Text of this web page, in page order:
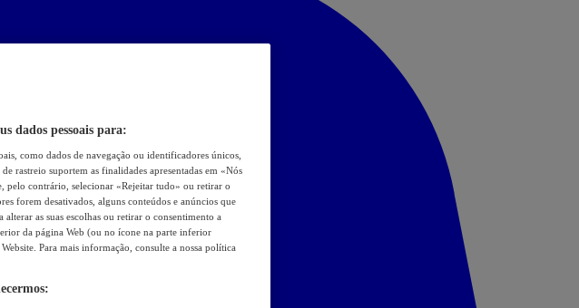
dados pessoais para:
como dados de navegação ou identificadores únicos,
rastreio suportem as finalidades apresentadas em «Nós
pelo contrário, selecionar «Rejeitar tudo» ou retirar o
forem desativados, alguns conteúdos e anúncios que
as suas escolhas ou retirar o consentimento a
da página Web (ou no ícone na parte inferior
Para mais informação, consulte a nossa política